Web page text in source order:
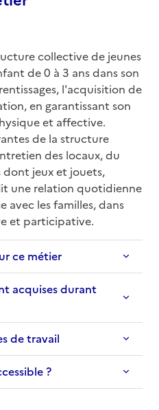
collective de jeunes
de 0 à 3 ans dans son
l'acquisition de
en garantissant son
et affective.
de la structure
des locaux, du
dont jeux et jouets,
une relation quotidienne
avec les familles, dans
et participative.
ce métier
acquises durant
de travail
?